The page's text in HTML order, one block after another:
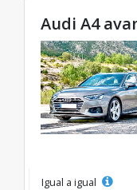
Audi A4
Igual a igual